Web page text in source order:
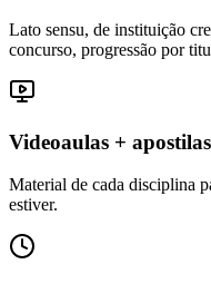
Lato sensu, de instituição
concurso, progressão por
Videoaulas + apostilas
Material de cada disciplina
estiver.